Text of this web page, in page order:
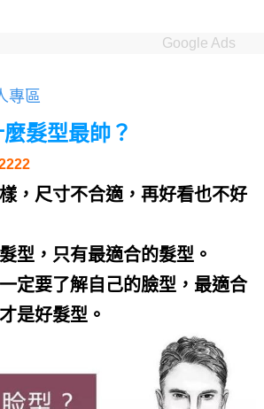
Google Ads
專區
髮型最帥？
，尺寸不合適，再好看也不好
型，只有最適合的髮型。
定要了解自己的臉型，最適合
是好髮型。